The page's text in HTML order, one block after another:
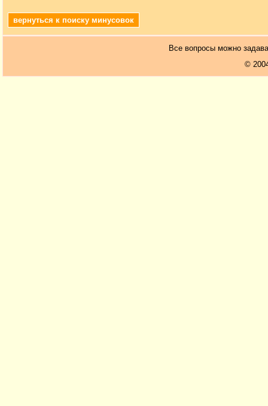
вернуться к поиску минусовок
Все вопросы можно
©